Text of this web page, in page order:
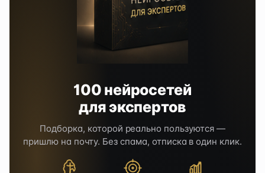
100 нейросетей
для экспертов
Подборка, которой реально пользуются —
пришлю на почту. Без спама, отписка в один клик.